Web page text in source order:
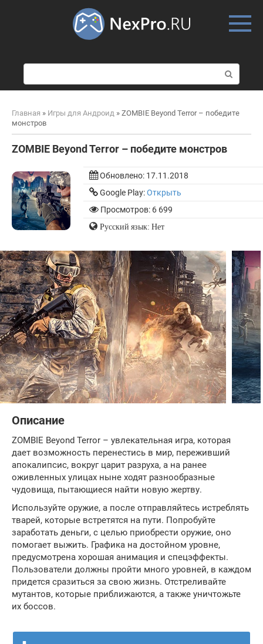
о
и
к
Главная » Игры для Андроид » ZOMBIE Beyond Terror – победите
монстров
ZOMBIE Beyond Terror – победите монстров
Обновлено: 17.11.2018
Google Play:Открыть
Просмотров: 6 699
Русский язык: Нет
Описание
ZOMBIE Beyond Terror – увлекательная игра, которая
дает возможность перенестись в мир, переживший
апокалипсис, вокруг царит разруха, а на ранее
оживленных улицах ныне ходят разнообразные
чудовища, пытающиеся найти новую жертву.
Используйте оружие, а после отправляйтесь истреблять
тварей, которые встретятся на пути. Попробуйте
заработать деньги, с целью приобрести оружие, оно
помогает выжить. Графика на достойном уровне,
предусмотрена хорошая анимация и спецэффекты.
Пользователи должны пройти много уровней, в каждом
придется сразиться за свою жизнь. Отстреливайте
мутантов, которые приближаются, а также уничтожьте
их боссов.